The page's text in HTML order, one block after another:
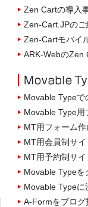
Zen Cartの導入
Zen-Cart.JPの
Zen-Cartモバイ
ARK-WebのZen
Movable Typeで
Movable Type用
MT用フォーム作
MT用会員制サイ
MT用予約制サイ
Movable Typeを
Movable Typeに
A-Formをブログ